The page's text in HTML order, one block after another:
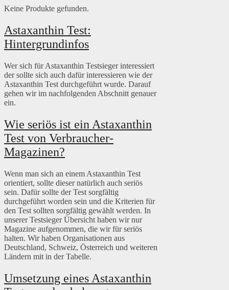
Keine Produkte gefunden.
Astaxanthin Test:
Hintergrundinfos
Wer sich für Astaxanthin Testsieger interessiert
der sollte sich auch dafür interessieren wie der
Astaxanthin Test durchgeführt wurde. Darauf
gehen wir im nachfolgenden Abschnitt genauer
ein.
Wie seriös ist ein Astaxanthin
Test von Verbraucher-
Magazinen?
Wenn man sich an einem Astaxanthin Test
orientiert, sollte dieser natürlich auch seriös
sein. Dafür sollte der Test sorgfältig
durchgeführt worden sein und die Kriterien für
den Test sollten sorgfältig gewählt werden. In
unserer Testsieger Übersicht haben wir nur
Magazine aufgenommen, die wir für seriös
halten. Wir haben Organisationen aus
Deutschland, Schweiz, Österreich und weiteren
Ländern mit in der Tabelle.
Umsetzung eines Astaxanthin